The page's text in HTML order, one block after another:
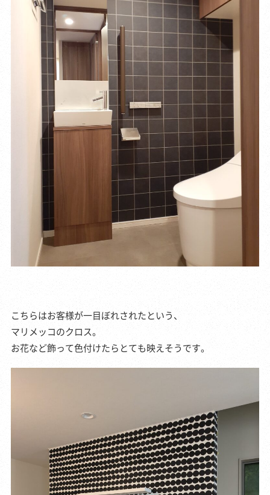
こちらはお客様が一目ぼれされたという、
マリメッコのクロス。
お花など飾って色付けたらとても映えそうです。